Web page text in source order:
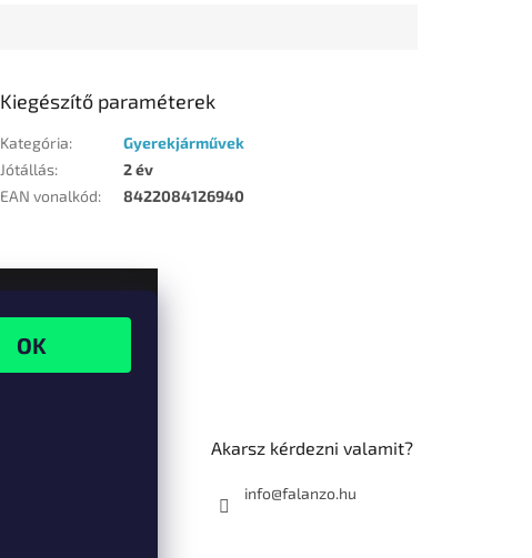
Kiegészítő paraméterek
Kategória:
Gyerekjárművek
Jótállás:
2 év
EAN vonalkód: 8422084126940
Akarsz kérdezni valamit?
info@falanzo.hu